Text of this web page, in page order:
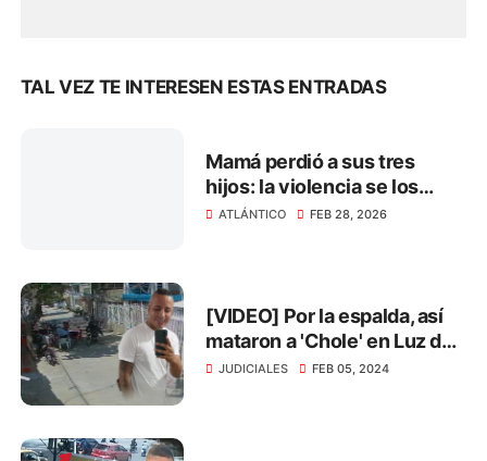
TAL VEZ TE INTERESEN ESTAS ENTRADAS
Mamá perdió a sus tres
hijos: la violencia se los
arrebató en menos de 3
ATLÁNTICO FEB 28, 2026
[VIDEO] Por la espalda, así
mataron a 'Chole' en Luz del
Mundo
JUDICIALES FEB 05, 2024